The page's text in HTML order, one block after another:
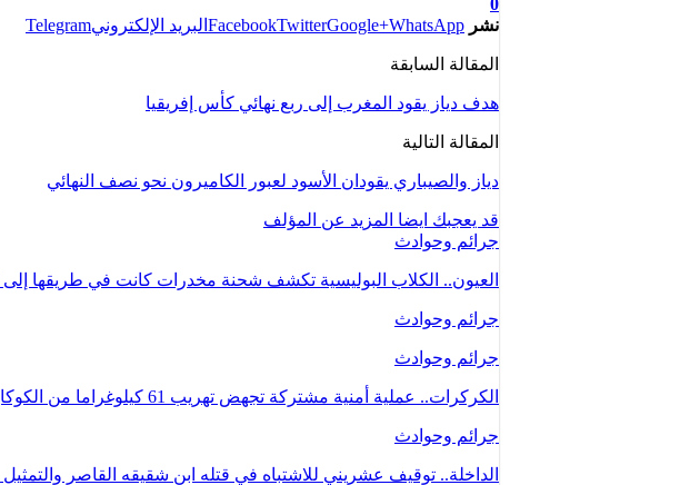
نشر
FacebookTwitterGoogle+WhatsApp البريد الإلكترونيTelegram
المقالة السابقة
هدف دياز يقود المغرب إلى ربع نهائي كأس إفريقيا
المقالة التالية
دياز والصيباري يقودان الأسود لعبور الكاميرون نحو نصف النهائي
قد يعجبك ايضا المزيد عن المؤلف
جرائم وحوادث
العيون.. الكلاب البوليسية تكشف شحنة مخدرات كانت في طريقها إلى
جرائم وحوادث
جرائم وحوادث
الكركرات.. عملية أمنية مشتركة تجهض تهريب 61 كيلوغراما من الكوكايين
جرائم وحوادث
الداخلة.. توقيف عشريني للاشتباه في قتله ابن شقيقه القاصر والتمثيل